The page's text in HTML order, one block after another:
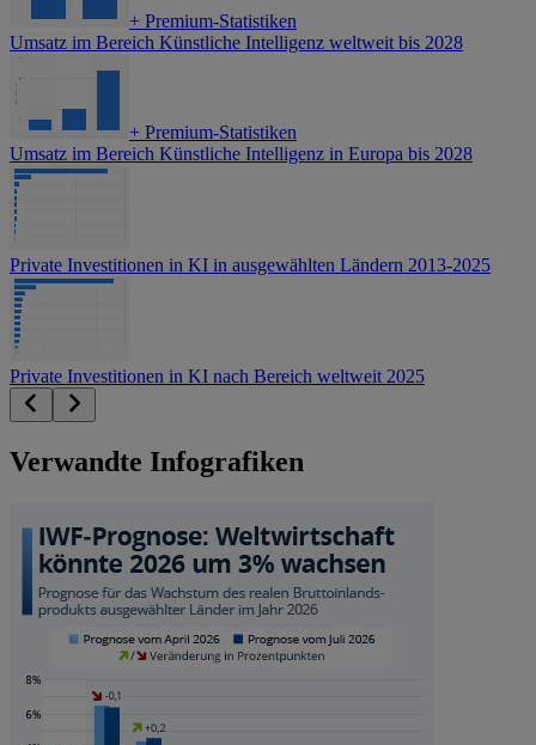
+ Premium-Statistiken
Umsatz im Bereich Künstliche Intelligenz weltweit bis 2028
+ Premium-Statistiken
Umsatz im Bereich Künstliche Intelligenz in Europa bis 2028
Private Investitionen in KI in ausgewählten Ländern 2013-2025
Private Investitionen in KI nach Bereich weltweit 2025
Verwandte Infografiken